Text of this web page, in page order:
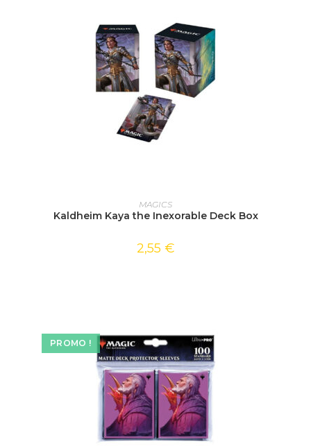
AJOUTER AU PANIER
MAGICS
Kaldheim Kaya the Inexorable Deck Box
2,55 €
PROMO !